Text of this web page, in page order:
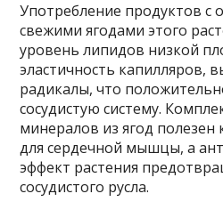
Употребление продуктов с
свежими ягодами этого
уровень липидов низкой
эластичность капилляров,
радикалы, что
сосудистую систему.
минералов из ягод полезен
для сердечной мышцы, а
эффект растения
сосудистого русла.